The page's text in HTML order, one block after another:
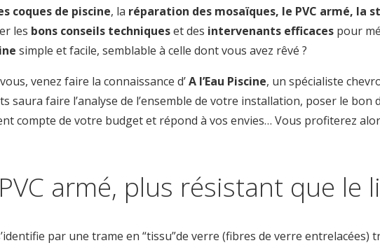
coques de piscine, la réparation des mosaïques, le PVC armé, la
les bons conseils techniqueset des intervenants efficaces pour
simple et facile, semblable à celle dont vous avez rêvé ?
venez faire la connaissance d’A l’Eau Piscine, un spécialiste
saura faire l’analyse de l’ensemble de votre installation, poser le
compte de votre budget et répond à vos envies… Vous profiterez
armé, plus résistant que le
par une trame en “tissu”de verre (fibres de verre